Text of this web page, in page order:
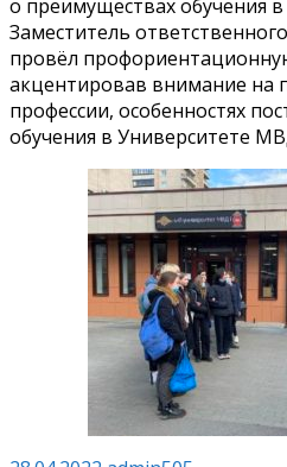
о преимуществах обучения
Заместитель
провёл
акцентировав внимание на
профессии, особенностях
обучения в Университете